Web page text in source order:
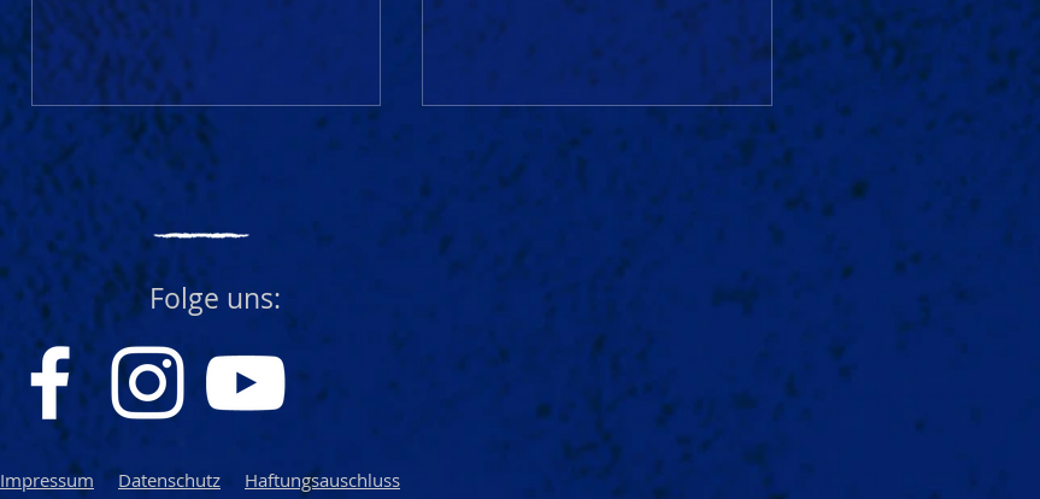
WEIBERFASNET in Aitrach 🥳
Yippie yipiie yeah Krawall
und REMMIDEMMI‼️
Folge uns:
Impressum Datenschutz Haftungsauschluss